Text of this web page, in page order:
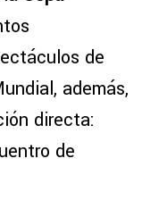
de
además,
directa:
de